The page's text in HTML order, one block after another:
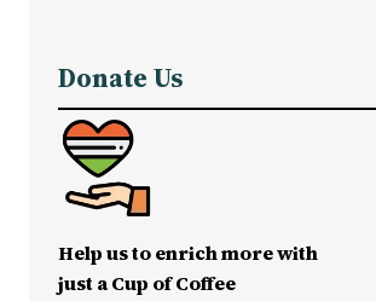
Donate Us
Help us to enrich more with
just a Cup of Coffee